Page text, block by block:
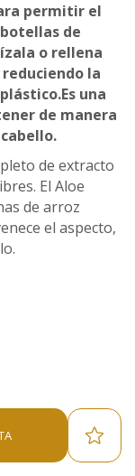
permitir el
de
o rellena
la
una
de manera
de extracto
El Aloe
de arroz
el aspecto,